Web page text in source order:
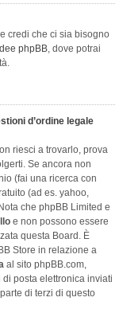
credi che ci sia bisogno
phpBB, dove potrai
d’ordine legale
riesci a trovarlo, prova
Se ancora non
(fai una ricerca con
(ad es. yahoo,
che phpBB Limited e
e non possono essere
questa Board. È
Store in relazione a
al sito phpBB.com,
posta elettronica inviati
di terzi di questo